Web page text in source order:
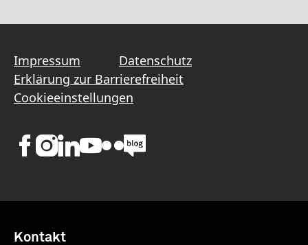
Impressum
Datenschutz
Erklärung zur Barrierefreiheit
Cookieeinstellungen
Kontakt